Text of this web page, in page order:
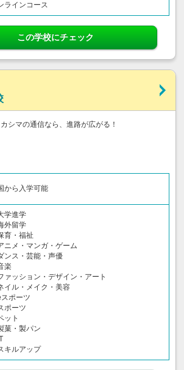
ラインコース
この学校にチェック
カシマの通信なら、進路が広がる！
から入学可能
学進学
外留学
育・福祉
メ・マンガ・ゲーム
ンス・芸能・声優
楽
ッション・デザイン・アート
イル・メイク・美容
ポーツ
ポーツ
ット
菓・製パン
キルアップ